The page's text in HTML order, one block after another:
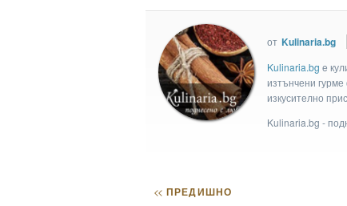
от Kulinaria.bg
Kulinaria.bg e
изтънчени
изкусително
Kulinaria.bg -
<< ПРЕДИШНО